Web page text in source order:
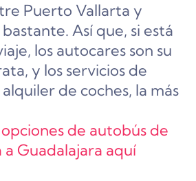
Puerto Vallarta y
Así que, si está
los autocares son su
y los servicios de
de coches, la más
de autobús de
Guadalajara aquí